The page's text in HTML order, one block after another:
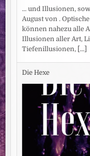
... und Illusionen,
August von .
können nahezu alle
Illusionen aller Art,
Tiefenillusionen,
[...]
Die Hexe